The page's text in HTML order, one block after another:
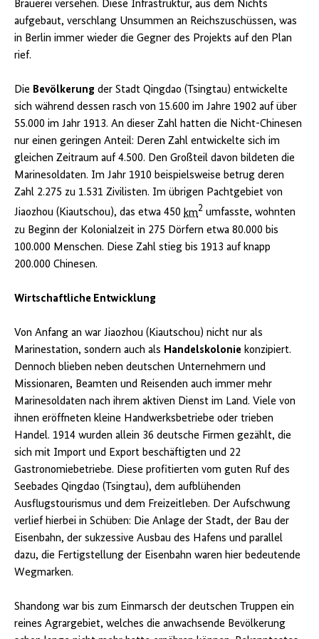
Brauerei versehen. Diese Infrastruktur, aus dem Nichts
aufgebaut, verschlang Unsummen an Reichszuschüssen, was
in Berlin immer wieder die Gegner des Projekts auf den Plan
rief.
Die Bevölkerung der Stadt Qingdao (Tsingtau) entwickelte
sich während dessen rasch von 15.600 im Jahre 1902 auf über
55.000 im Jahr 1913. An dieser Zahl hatten die Nicht-Chinesen
nur einen geringen Anteil: Deren Zahl entwickelte sich im
gleichen Zeitraum auf 4.500. Den Großteil davon bildeten die
Marinesoldaten. Im Jahr 1910 beispielsweise betrug deren
Zahl 2.275 zu 1.531 Zivilisten. Im übrigen Pachtgebiet von
Jiaozhou (Kiautschou), das etwa 450 km2 umfasste, wohnten
zu Beginn der Kolonialzeit in 275 Dörfern etwa 80.000 bis
100.000 Menschen. Diese Zahl stieg bis 1913 auf knapp
200.000 Chinesen.
Wirtschaftliche Entwicklung
Von Anfang an war Jiaozhou (Kiautschou) nicht nur als
Marinestation, sondern auch als Handelskolonie konzipiert.
Dennoch blieben neben deutschen Unternehmern und
Missionaren, Beamten und Reisenden auch immer mehr
Marinesoldaten nach ihrem aktiven Dienst im Land. Viele von
ihnen eröffneten kleine Handwerksbetriebe oder trieben
Handel. 1914 wurden allein 36 deutsche Firmen gezählt, die
sich mit Import und Export beschäftigten und 22
Gastronomiebetriebe. Diese profitierten vom guten Ruf des
Seebades Qingdao (Tsingtau), dem aufblühenden
Ausflugstourismus und dem Freizeitleben. Der Aufschwung
verlief hierbei in Schüben: Die Anlage der Stadt, der Bau der
Eisenbahn, der sukzessive Ausbau des Hafens und parallel
dazu, die Fertigstellung der Eisenbahn waren hier bedeutende
Wegmarken.
Shandong war bis zum Einmarsch der deutschen Truppen ein
reines Agrargebiet, welches die anwachsende Bevölkerung